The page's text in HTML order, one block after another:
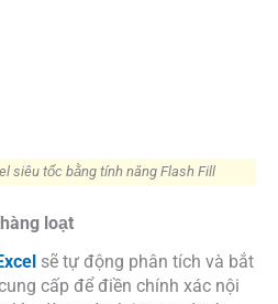
siêu tốc bằng tính năng Flash Fill
loạt
sẽ tự động phân tích và bắt
cấp để điền chính xác nội